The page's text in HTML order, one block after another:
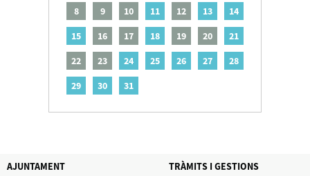
8
9 10 11 12 13
14
15
16 17 18 19 20
21
22
23 24 25 26 27
28
29
30 31
AJUNTAMENT
TRÀMITS I GESTIONS